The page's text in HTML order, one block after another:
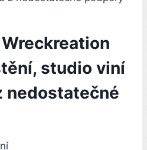
studio viní
nedostatečné